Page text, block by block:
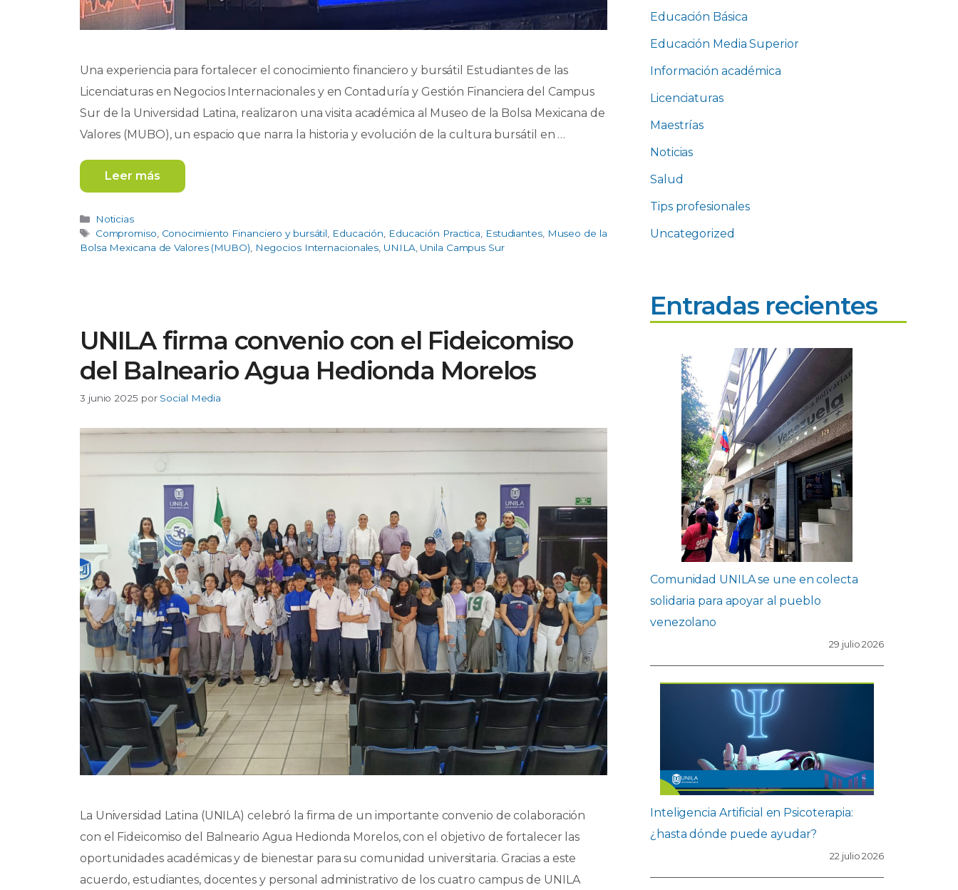
Una experiencia para fortalecer el conocimiento financiero y bursátil Estudiantes de las
Licenciaturas en Negocios Internacionales y en Contaduría y Gestión Financiera del Campus
Sur de la Universidad Latina, realizaron una visita académica al Museo de la Bolsa Mexicana de
Valores (MUBO), un espacio que narra la historia y evolución de la cultura bursátil en …
Leer más
Categorías
Noticias
Etiquetas
Compromiso Conocimiento Financiero y bursátil Educación Educación Practica Estudiantes, Museo de la
Bolsa Mexicana de Valores (MUBO)
Negocios Internacionales UNILA Unila Campus Sur
UNILA firma convenio con el Fideicomiso
del Balneario Agua Hedionda Morelos
3 junio 2025 por Social Media
La Universidad Latina (UNILA) celebró la firma de un importante convenio de colaboración
con el Fideicomiso del Balneario Agua Hedionda Morelos, con el objetivo de fortalecer las
oportunidades académicas y de bienestar para su comunidad universitaria. Gracias a este
acuerdo, estudiantes, docentes y personal administrativo de los cuatro campus de UNILA
Educación Básica
Educación Media Superior
Información académica
Licenciaturas
Maestrías
Noticias
Salud
Tips profesionales
Uncategorized
Entradas recientes
Comunidad UNILA se une en colecta
solidaria para apoyar al pueblo
venezolano
29 julio 2026
Inteligencia Artificial en Psicoterapia:
¿hasta dónde puede ayudar?
22 julio 2026